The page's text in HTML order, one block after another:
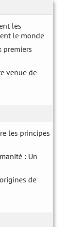
les
le monde
premiers
venue de
les principes
: Un
de